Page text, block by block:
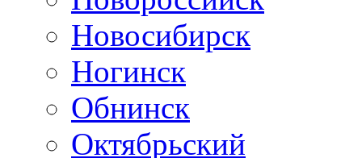
Новосибирск
Ногинск
Обнинск
Октябрьский